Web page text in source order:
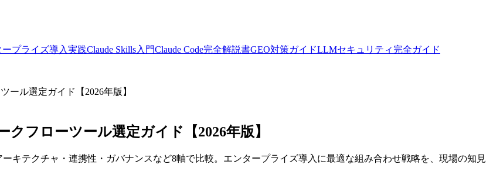
ープライズ導入実践Claude Skills入門Claude Code完全解説書GEO対策ガイドLLMセキュリティ完全ガイド
ール選定ガイド【2026年版】
クフローツール選定ガイド【2026年版】
ーキテクチャ・連携性・ガバナンスなど8軸で比較。エンタープライズ導入に最適な組み合わせ戦略を、現場の知見